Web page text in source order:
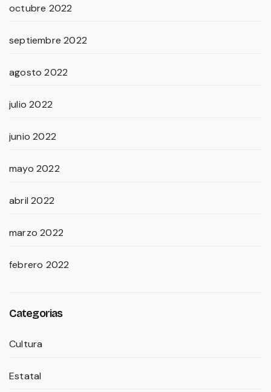
octubre 2022
septiembre 2022
agosto 2022
julio 2022
junio 2022
mayo 2022
abril 2022
marzo 2022
febrero 2022
Categorias
Cultura
Estatal